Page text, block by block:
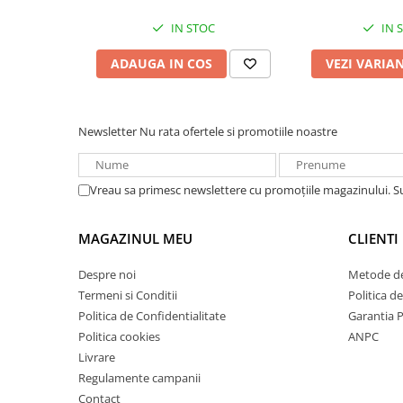
sisteme de urgenta - acumulator
UPS Calculatoare si Servere
UPS Trifazat
PDUs unitati de distributie a
Cabinete baterii
Acumulatori UPS
Drumetii / Camping
Frigidere portabile
IN STOC
ADAUGA IN COS
IN
VEZI
Newsletter Nu rata ofertele si promotiile noastre
Vreau sa primesc newslettere cu promoțiile magazinului.
MAGAZINUL MEU
Despre noi
Termeni si Conditii
Politica de Confidentialitate
Politica cookies
Livrare
Regulamente campanii
Contact
CLIENTI
Metode
Politica
Garantia
ANPC